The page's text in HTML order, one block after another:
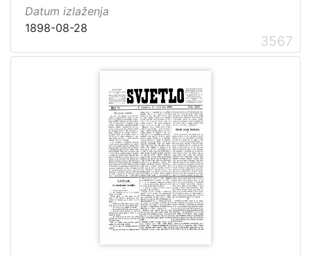
Datum izlaženja
1898-08-28
3567